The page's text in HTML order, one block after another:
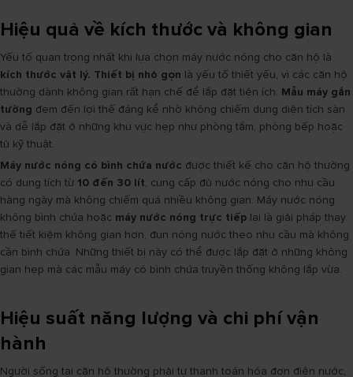
Hiệu quả về kích thước và không gian
Yếu tố quan trọng nhất khi lựa chọn máy nước nóng cho căn hộ là
kích thước vật lý. Thiết bị nhỏ gọn là yếu tố thiết yếu, vì các căn hộ
thường dành không gian rất hạn chế để lắp đặt tiện ích. Mẫu máy gắn
tường đem đến lợi thế đáng kể nhờ không chiếm dụng diện tích sàn
và dễ lắp đặt ở những khu vực hẹp như phòng tắm, phòng bếp hoặc
tủ kỹ thuật.
Máy nước nóng có bình chứa nước được thiết kế cho căn hộ thường
có dung tích từ 10 đến 30 lít, cung cấp đủ nước nóng cho nhu cầu
hàng ngày mà không chiếm quá nhiều không gian. Máy nước nóng
không bình chứa hoặc máy nước nóng trực tiếp lại là giải pháp thay
thế tiết kiệm không gian hơn, đun nóng nước theo nhu cầu mà không
cần bình chứa. Những thiết bị này có thể được lắp đặt ở những không
gian hẹp mà các mẫu máy có bình chứa truyền thống không lắp vừa.
Hiệu suất năng lượng và chi phí vận
hành
Người sống tại căn hộ thường phải tự thanh toán hóa đơn điện nước,